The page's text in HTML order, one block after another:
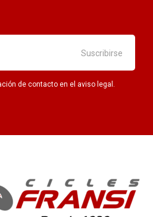
de contacto en el aviso legal.